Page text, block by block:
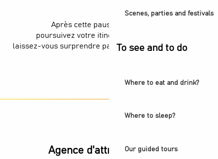
Scenes, parties and festivals
To see and to do
Where to eat and drink?
Where to sleep?
Our guided tours
Après cette pause entre histoire et création,
poursuivez votre itinéraire le long de la Seine et
laissez-vous surprendre par les autres trésors cachés
Agence d'attractivité POP